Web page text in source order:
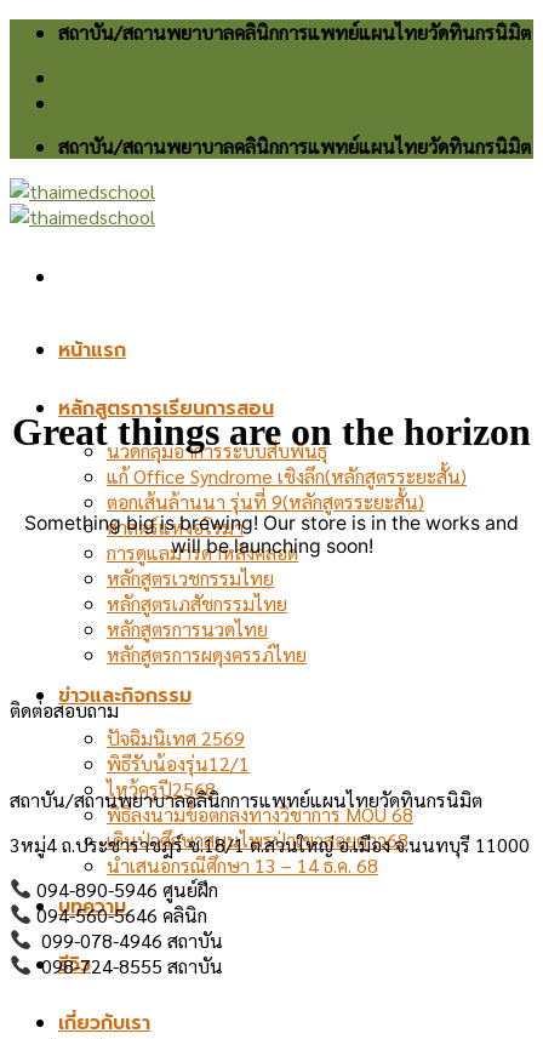
Skip
content
สถาบัน/สถานพยาบาลคลินิกการแพทย์แผนไทยวัดทินกรนิมิต
สถาบัน/สถานพยาบาลคลินิกการแพทย์แผนไทยวัดทินกรนิมิต
หน้าแรก
หลักสูตรการเรียนการสอน
นวดกลุ่มอาการระบบสืบพันธุ์
แก้ Office Syndrome เชิงลึก(หลักสูตรระยะสั้น)
ตอกเส้นล้านนา รุ่นที่ 9(หลักสูตรระยะสั้น)
ศาสตร์แห่งอโรมา
การดูแลมารดาหลังคลอด
หลักสูตรเวชกรรมไทย
หลักสูตรเภสัชกรรมไทย
หลักสูตรการนวดไทย
หลักสูตรการผดุงครรภ์ไทย
ข่าวและกิจกรรม
ปัจฉิมนิเทศ 2569
พิธีรับน้องรุ่น12/1
ไหว้ครูปี2568
พิธีลงนามข้อตกลงทางวิชาการ MOU 68
เดินป่าศึกษาสมุนไพรป่าเขาสอยดาว68
นำเสนอกรณีศึกษา 13 – 14 ธ.ค. 68
บทความ
รีวิว
เกี่ยวกับเรา
Great things are on the horizon
Something big is brewing! Our store is in the works and
will be launching soon!
ติดต่อสอบถาม
สถาบัน/สถานพยาบาลคลินิกการแพทย์แผนไทยวัดทินกรนิมิต
3หมู่4 ถ.ประชาราชฎร์ ซ.18/1 ต.สวนใหญ่ อ.เมือง จ.นนทบุรี 11000
094-890-5946 ศูนย์ฝึก
094-560-5646 คลินิก
099-078-4946 สถาบัน
098-724-8555 สถาบัน